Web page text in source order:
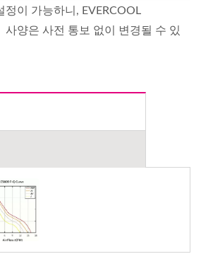
이 가능하니, EVERCOOL
양은 사전 통보 없이 변경될 수 있